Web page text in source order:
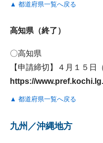
▲ 都道府県一覧へ戻る
高知県（終了）
〇高知県
【申請締切】４月１５日
https://
▲ 都道府県一覧へ戻る
九州／沖縄地方